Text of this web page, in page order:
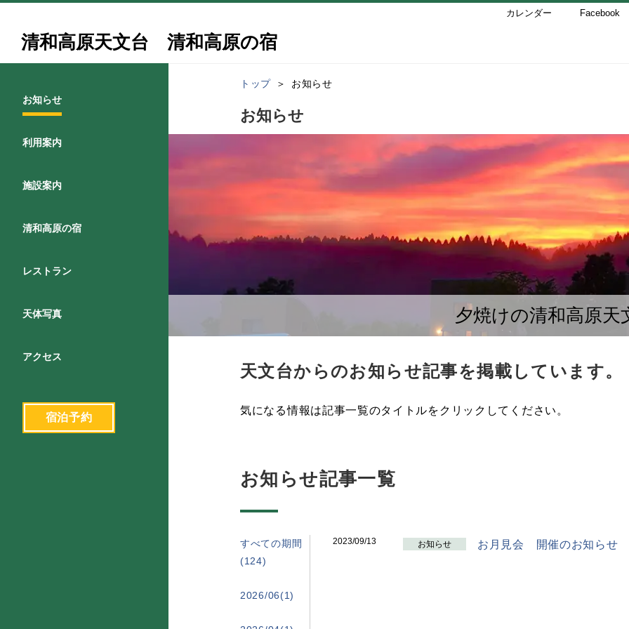
カレンダー Facebook
清和高原天文台 清和高原の宿
お知らせ
利用案内
施設案内
清和高原の宿
レストラン
天体写真
アクセス
宿泊予約
トップ お知らせ
お知らせ
夕焼けの清和高原天
天文台からのお知らせ記事を掲載しています。
気になる情報は記事一覧のタイトルをクリックしてください。
お知らせ記事一覧
すべての期間
(124)
2026/06(1)
2023/09/13 お知らせ お月見会 開催のお知らせ